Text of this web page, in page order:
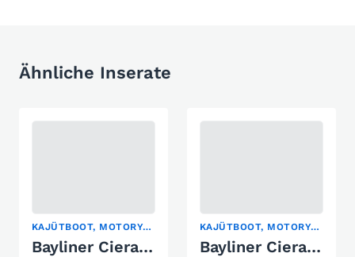
Ähnliche Inserate
KAJÜTBOOT, MOTORYACHT
Bayliner Ciera 2655
KAJÜTBOOT, MOTORYACHT, RUNABOUT
Bayliner Ciera 2255